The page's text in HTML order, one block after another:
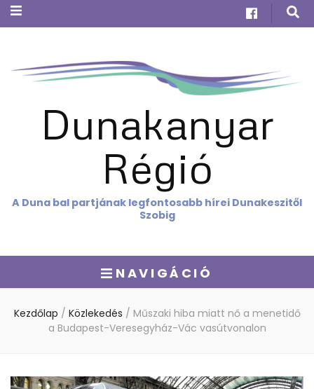
Dunakanyar
Régió
A Duna bal partjának legfontosabb hírei Dunakeszitől
Szobig
NAVIGÁCIÓ
Kezdőlap / Közlekedés / Műszaki hiba miatt nő a menetidő
a Budapest-Veresegyház-Vác vasútvonalon